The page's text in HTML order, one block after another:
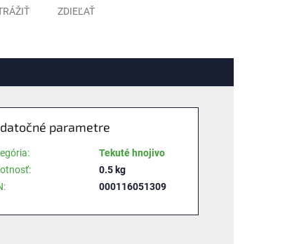
ZDIEĽAŤ
parametre
:
Tekuté hnojivo
:
0.5 kg
: 000116051309